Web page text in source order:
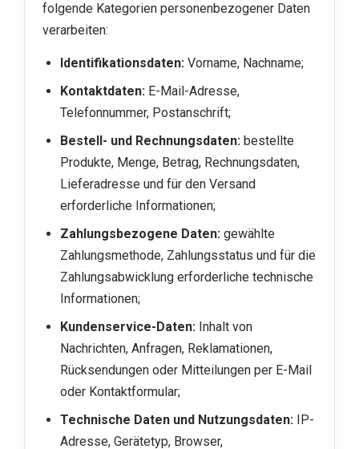
folgende Kategorien personenbezogener Daten
verarbeiten:
Identifikationsdaten: Vorname, Nachname;
Kontaktdaten: E-Mail-Adresse,
Telefonnummer, Postanschrift;
Bestell- und Rechnungsdaten: bestellte
Produkte, Menge, Betrag, Rechnungsdaten,
Lieferadresse und für den Versand
erforderliche Informationen;
Zahlungsbezogene Daten: gewählte
Zahlungsmethode, Zahlungsstatus und für die
Zahlungsabwicklung erforderliche technische
Informationen;
Kundenservice-Daten: Inhalt von
Nachrichten, Anfragen, Reklamationen,
Rücksendungen oder Mitteilungen per E-Mail
oder Kontaktformular;
Technische Daten und Nutzungsdaten: IP-
Adresse, Gerätetyp, Browser,